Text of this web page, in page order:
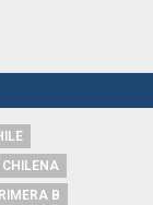
CHILENA
B